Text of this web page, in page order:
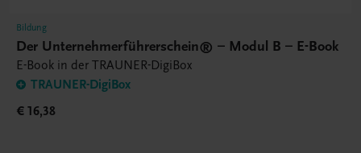
Bildung
Der Unternehmerführerschein® – Modul B – E-Book
E-Book in der TRAUNER-DigiBox
TRAUNER-DigiBox
€ 16,38